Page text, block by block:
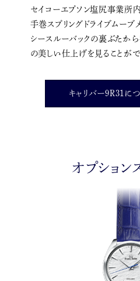
セイコーエプソン塩尻事業所
手巻スプリングドライブムーブ
シースルーバックの裏ぶたか
の美しい仕上げを見ることがで
キャリバー9R31に
オプション